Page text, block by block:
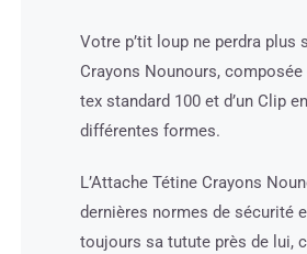
Votre p’tit loup ne perdra plus
Crayons Nounours,
tex standard 100 et d’un Clip
différentes formes.
L’Attache Tétine Crayons
dernières normes de sécurité
toujours sa tutute près de lui,